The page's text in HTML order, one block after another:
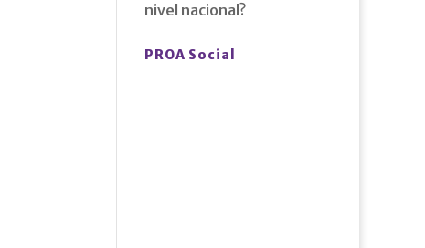
nivel nacional?
PROA Social